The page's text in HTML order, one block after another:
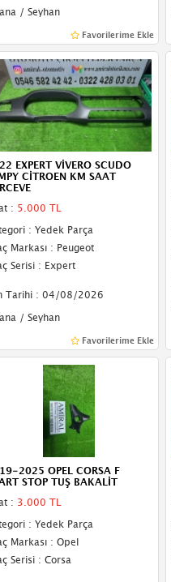
/ Seyhan
Favorilerime Ekle
EXPERT VİVERO SCUDO
CİTROEN KM SAAT
: 5.000 TL
: Yedek Parça
Markası : Peugeot
Serisi : Expert
Tarihi : 04/08/2026
/ Seyhan
Favorilerime Ekle
2025 OPEL CORSA F
STOP TUŞ BAKALİT
: 3.000 TL
: Yedek Parça
Markası : Opel
Serisi : Corsa